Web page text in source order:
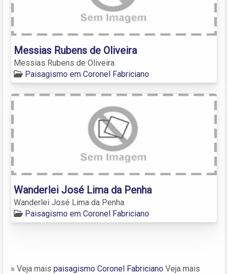
Messias Rubens de Oliveira
Messias Rubens de Oliveira
Paisagismo em Coronel Fabriciano
Wanderlei José Lima da Penha
Wanderlei José Lima da Penha
Paisagismo em Coronel Fabriciano
» Veja mais paisagismo Coronel Fabriciano Veja mais